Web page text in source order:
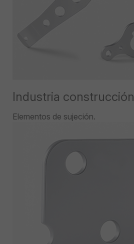
Industria construcción
Elementos de sujeción.